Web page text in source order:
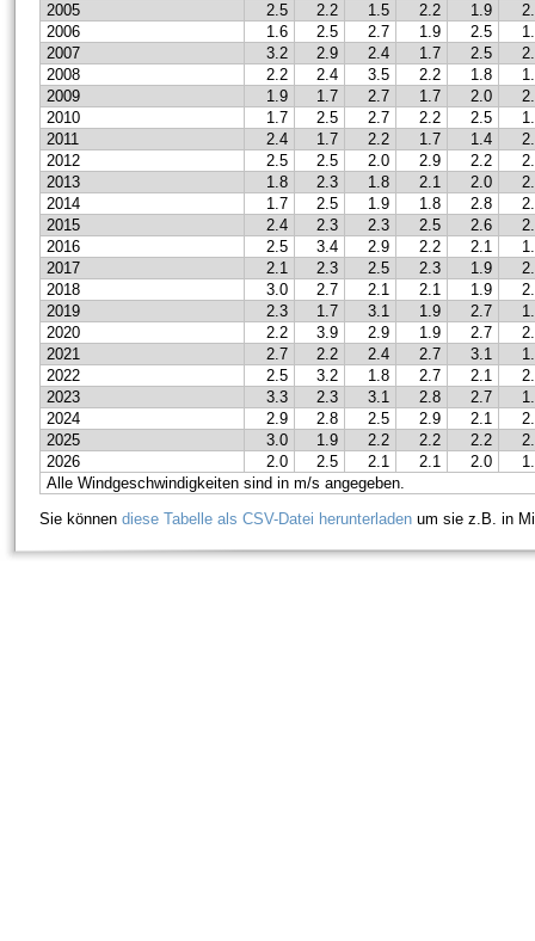
2005
2.5 2.2 1.5 2.2 1.9
2006
1.6 2.5 2.7 1.9 2.5
2007
3.2 2.9 2.4 1.7 2.5
2008
2.2 2.4 3.5 2.2 1.8
2009
1.9 1.7 2.7 1.7 2.0
2010
1.7 2.5 2.7 2.2 2.5
2011
2.4 1.7 2.2 1.7 1.4
2012
2.5 2.5 2.0 2.9 2.2
2013
1.8 2.3 1.8 2.1 2.0
2014
1.7 2.5 1.9 1.8 2.8
2015
2.4 2.3 2.3 2.5 2.6
2016
2.5 3.4 2.9 2.2 2.1
2017
2.1 2.3 2.5 2.3 1.9
2018
3.0 2.7 2.1 2.1 1.9
2019
2.3 1.7 3.1 1.9 2.7
2020
2.2 3.9 2.9 1.9 2.7
2021
2.7 2.2 2.4 2.7 3.1
2022
2.5 3.2 1.8 2.7 2.1
2023
3.3 2.3 3.1 2.8 2.7
2024
2.9 2.8 2.5 2.9 2.1
2025
3.0 1.9 2.2 2.2 2.2
2026
2.0 2.5 2.1 2.1 2.0
Alle Windgeschwindigkeiten sind in m/s angegeben.
Sie können diese Tabelle als CSV-Datei herunterladen um sie z.B. in